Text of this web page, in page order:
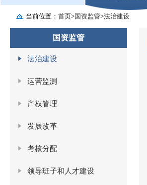
当前位置： 首页>国资监管>法治建设
国资监管
法治建设
运营监测
产权管理
发展改革
考核分配
领导班子和人才建设